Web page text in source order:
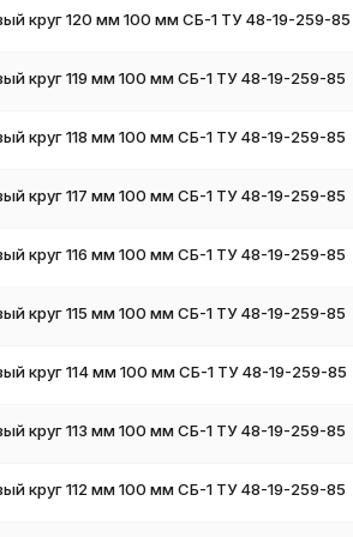
для электрохимических и
элементы оснастки для работы с
мишени для магнетронного напыления
инструментов и имплантов
на партию
обработка — по запросу
России
круг 120 мм 100 мм СБ-1 ТУ 48-19-259-85
круг 119 мм 100 мм СБ-1 ТУ 48-19-259-85
круг 118 мм 100 мм СБ-1 ТУ 48-19-259-85
круг 117 мм 100 мм СБ-1 ТУ 48-19-259-85
круг 116 мм 100 мм СБ-1 ТУ 48-19-259-85
круг 115 мм 100 мм СБ-1 ТУ 48-19-259-85
круг 114 мм 100 мм СБ-1 ТУ 48-19-259-85
круг 113 мм 100 мм СБ-1 ТУ 48-19-259-85
круг 112 мм 100 мм СБ-1 ТУ 48-19-259-85